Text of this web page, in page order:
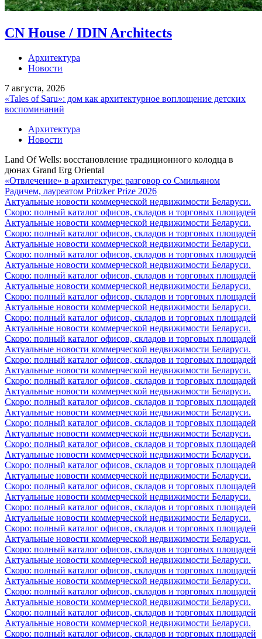
CN House / IDIN Architects
Архитектура
Новости
7 августа, 2026
«Tales of Saru»: дом как архитектурное воплощение детских
воспоминаний
Архитектура
Новости
Land Of Wells: восстановление традиционного колодца в
дюнах Grand Erg Oriental
«Отвлечение» в архитектуре: разговор со Смильяном
Радичем, лауреатом Pritzker Prize 2026
Актуальные новости коммерческой недвижимости Беларуси.
Скоро: полный каталог офисов, складов и торговых площадей
Актуальные новости коммерческой недвижимости Беларуси.
Скоро: полный каталог офисов, складов и торговых площадей
Актуальные новости коммерческой недвижимости Беларуси.
Скоро: полный каталог офисов, складов и торговых площадей
Актуальные новости коммерческой недвижимости Беларуси.
Скоро: полный каталог офисов, складов и торговых площадей
Актуальные новости коммерческой недвижимости Беларуси.
Скоро: полный каталог офисов, складов и торговых площадей
Актуальные новости коммерческой недвижимости Беларуси.
Скоро: полный каталог офисов, складов и торговых площадей
Актуальные новости коммерческой недвижимости Беларуси.
Скоро: полный каталог офисов, складов и торговых площадей
Актуальные новости коммерческой недвижимости Беларуси.
Скоро: полный каталог офисов, складов и торговых площадей
Актуальные новости коммерческой недвижимости Беларуси.
Скоро: полный каталог офисов, складов и торговых площадей
Актуальные новости коммерческой недвижимости Беларуси.
Скоро: полный каталог офисов, складов и торговых площадей
Актуальные новости коммерческой недвижимости Беларуси.
Скоро: полный каталог офисов, складов и торговых площадей
Актуальные новости коммерческой недвижимости Беларуси.
Скоро: полный каталог офисов, складов и торговых площадей
Актуальные новости коммерческой недвижимости Беларуси.
Скоро: полный каталог офисов, складов и торговых площадей
Актуальные новости коммерческой недвижимости Беларуси.
Скоро: полный каталог офисов, складов и торговых площадей
Актуальные новости коммерческой недвижимости Беларуси.
Скоро: полный каталог офисов, складов и торговых площадей
Актуальные новости коммерческой недвижимости Беларуси.
Скоро: полный каталог офисов, складов и торговых площадей
Актуальные новости коммерческой недвижимости Беларуси.
Скоро: полный каталог офисов, складов и торговых площадей
Актуальные новости коммерческой недвижимости Беларуси.
Скоро: полный каталог офисов, складов и торговых площадей
Актуальные новости коммерческой недвижимости Беларуси.
Скоро: полный каталог офисов, складов и торговых площадей
Актуальные новости коммерческой недвижимости Беларуси.
Скоро: полный каталог офисов, складов и торговых площадей
Актуальные новости коммерческой недвижимости Беларуси.
Скоро: полный каталог офисов, складов и торговых площадей